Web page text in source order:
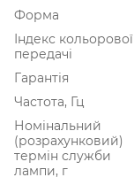
Форма
Індекс кольорової
передачі
Гарантія
Частота, Гц
Номінальний
(розрахунковий)
термін служби
лампи, г